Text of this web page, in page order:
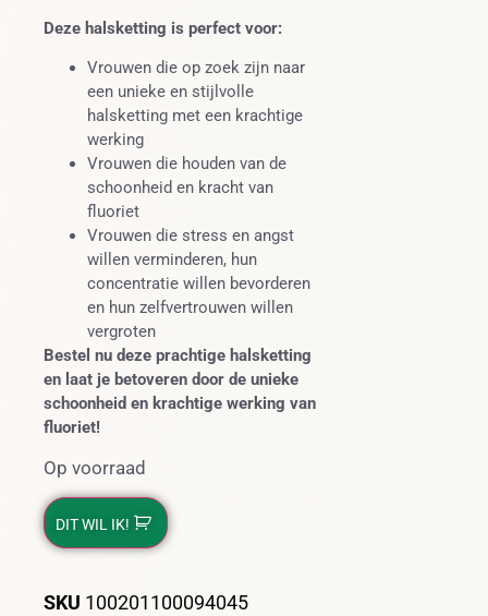
Deze halsketting is perfect voor:
Vrouwen die op zoek zijn naar
een unieke en stijlvolle
halsketting met een krachtige
werking
Vrouwen die houden van de
schoonheid en kracht van
fluoriet
Vrouwen die stress en angst
willen verminderen, hun
concentratie willen bevorderen
en hun zelfvertrouwen willen
vergroten
Bestel nu deze prachtige halsketting
en laat je betoveren door de unieke
schoonheid en krachtige werking van
fluoriet!
Op voorraad
DIT WIL IK!
SKU 100201100094045